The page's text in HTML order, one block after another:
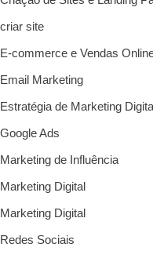
criar site
E-commerce e Vendas
Email Marketing
Estratégia de Marketing
Google Ads
Marketing de Influência
Marketing Digital
Marketing Digital
Redes Sociais